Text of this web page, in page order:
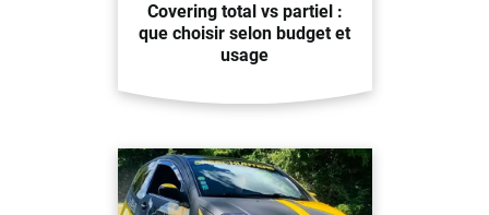
Covering total vs partiel :
que choisir selon budget et
usage